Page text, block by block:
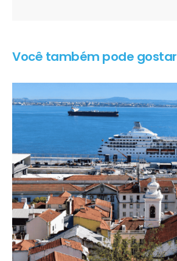
Você também pode gostar